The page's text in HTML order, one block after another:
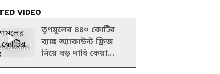
VIDEO
PLAYING
তৃণমূলের ৪৪০ কোটির
ব্যাঙ্ক অ্যাকাউন্ট ফ্রিজ
নিয়ে বড় দাবি কেয়া
ঘোষের